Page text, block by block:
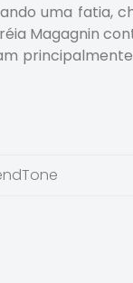
uma fatia,
Magagnin